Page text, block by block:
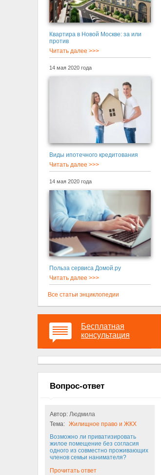
Квартира в Новой Москве: за или
против
Читать далее >>>
14 мая 2020 года
Виды ипотечного кредитования
Читать далее >>>
14 мая 2020 года
Польза сервиса Домой.ру
Читать далее >>>
Все статьи энциклопедии
Бесплатная
консультация
Вопрос-ответ
Автор: Людмила
Тема: Жилищное право и ЖКХ
Возможно ли приватизировать
жилое помещение без согласия
одного из совместно проживающих
членов семьи нанимателя?
Прочитать ответ